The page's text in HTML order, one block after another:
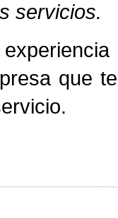
servicios.
que